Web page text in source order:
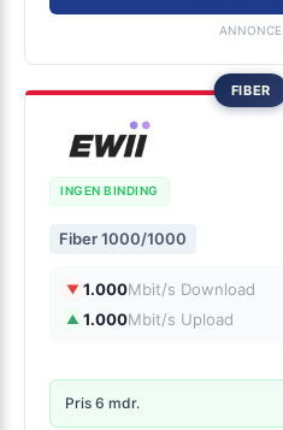
ANNONCE
FIBER
INGEN BINDING
Fiber 1000/1000
▼ 1.000Mbit/s Download
▲ 1.000Mbit/s Upload
Pris 6 mdr.